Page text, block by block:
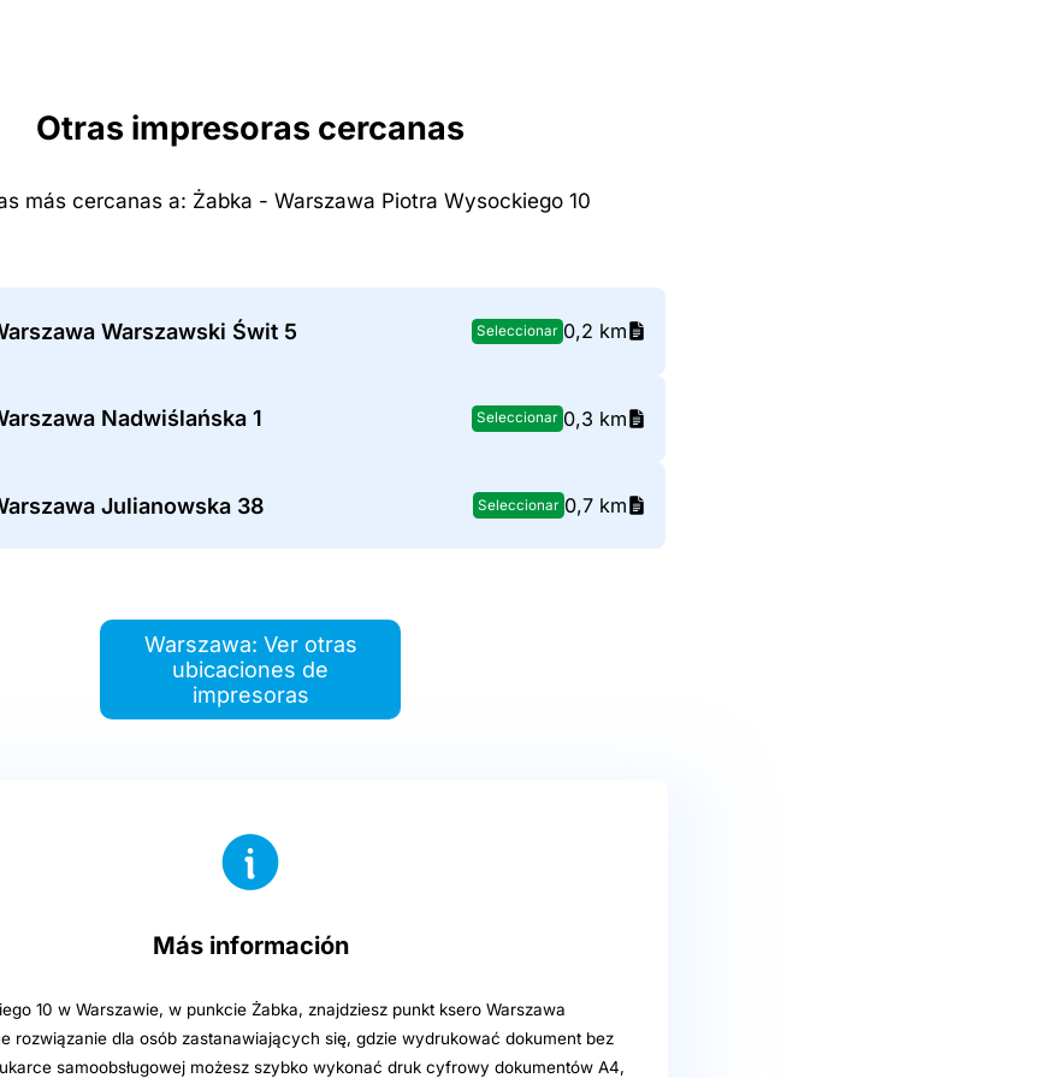
Otras impresoras cercanas
más cercanas a: Żabka - Warszawa Piotra Wysockiego 10
Warszawski Świt 5 Seleccionar 0,2 km
Nadwiślańska 1 Seleccionar 0,3 km
Julianowska 38 Seleccionar 0,7 km
Warszawa: Ver otras
ubicaciones de
impresoras
Más información
10 w Warszawie, w punkcie Żabka, znajdziesz punkt ksero Warszawa
rozwiązanie dla osób zastanawiających się, gdzie wydrukować dokument bez
samoobsługowej możesz szybko wykonać druk cyfrowy dokumentów A4,